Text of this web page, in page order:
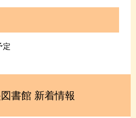
定
書館 新着情報